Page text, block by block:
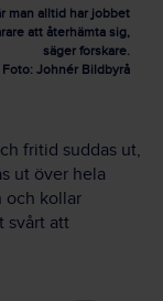
man alltid har jobbet
att återhämta sig,
säger forskare.
Foto: Johnér Bildbyrå
fritid suddas ut,
ut över hela
och kollar
svårt att